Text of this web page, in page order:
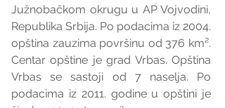
Južnobačkom okrugu u AP Vojvodini,
Republika Srbija. Po podacima iz 2004.
opština zauzima površinu od 376 km².
Centar opštine je grad Vrbas. Opština
Vrbas se sastoji od 7 naselja. Po
podacima iz 2011. godine u opštini je